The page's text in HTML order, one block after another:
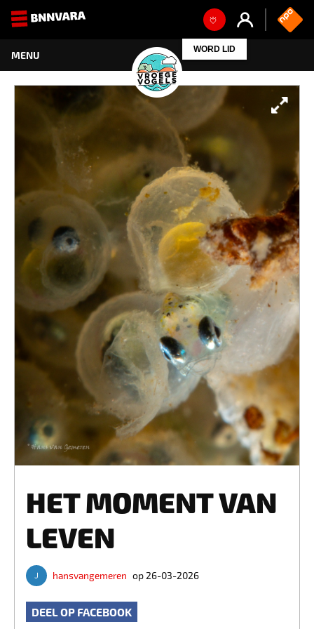
WORD LID
HET MOMENT VAN
LEVEN
hansvangemeren op 26-03-2026
DEEL OP FACEBOOK